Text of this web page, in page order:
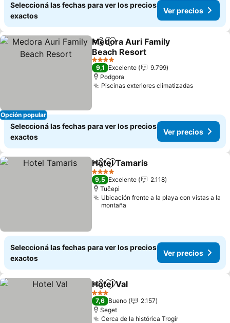
Seleccioná las fechas para ver los precios
exactos
Ver precios
Opción popular
CompartirAñadir a favoritos
Medora Auri Family
Beach Resort
4 Estrellas
9,1 Excelente
9.799
Podgora
Piscinas exteriores climatizadas
Seleccioná las fechas para ver los precios
exactos
Ver precios
CompartirAñadir a favoritos
Hotel Tamaris
4 Estrellas
9,5 Excelente
2.118
Tučepi
Ubicación frente a la playa con vistas a la
montaña
Seleccioná las fechas para ver los precios
exactos
Ver precios
CompartirAñadir a favoritos
Hotel Val
3 Estrellas
7,6 Bueno
2.157
Seget
Cerca de la histórica Trogir